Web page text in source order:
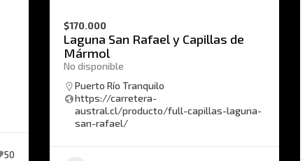
50
$170.000
Laguna San Rafael y Capillas de
Mármol
No disponible
Puerto Río Tranquilo
https://carretera-
austral.cl/producto/full-capillas-laguna-
san-rafael/